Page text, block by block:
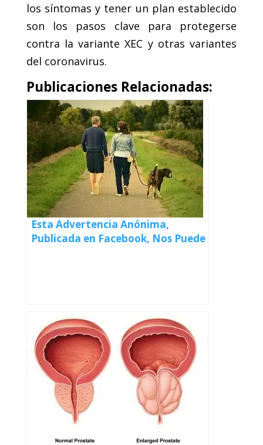
los síntomas y tener un plan establecido
son los pasos clave para protegerse
contra la variante XEC y otras variantes
del coronavirus.
Publicaciones Relacionadas:
Esta Advertencia Anónima,
Publicada en Facebook, Nos Puede